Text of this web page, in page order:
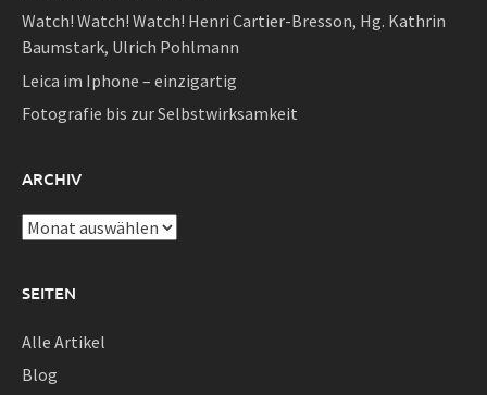
Watch! Watch! Watch! Henri Cartier-Bresson, Hg. Kathrin
Baumstark, Ulrich Pohlmann
Leica im Iphone – einzigartig
Fotografie bis zur Selbstwirksamkeit
ARCHIV
Archiv
SEITEN
Alle Artikel
Blog